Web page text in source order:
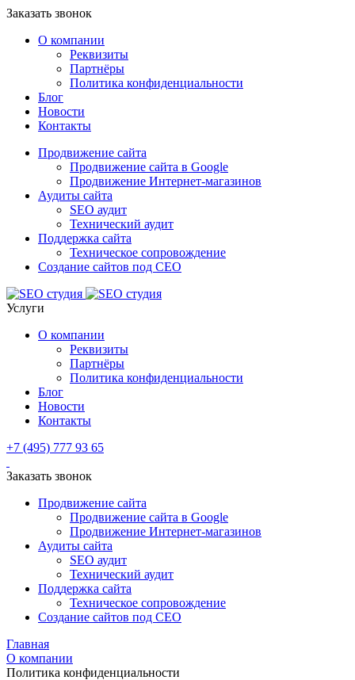
Заказать звонок
О компании
Реквизиты
Партнёры
Политика конфиденциальности
Блог
Новости
Контакты
Продвижение сайта
Продвижение сайта в Google
Продвижение Интернет-магазинов
Аудиты сайта
SEO аудит
Технический аудит
Поддержка сайта
Техническое сопровождение
Создание сайтов под СЕО
Услуги
О компании
Реквизиты
Партнёры
Политика конфиденциальности
Блог
Новости
Контакты
+7 (495) 777 93 65
Заказать звонок
Продвижение сайта
Продвижение сайта в Google
Продвижение Интернет-магазинов
Аудиты сайта
SEO аудит
Технический аудит
Поддержка сайта
Техническое сопровождение
Создание сайтов под СЕО
Главная
О компании
Политика конфиденциальности